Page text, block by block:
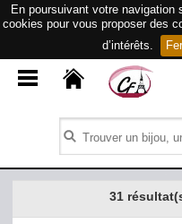
En poursuivant votre navigation
cookies pour vous proposer des
d’intérêts.
31